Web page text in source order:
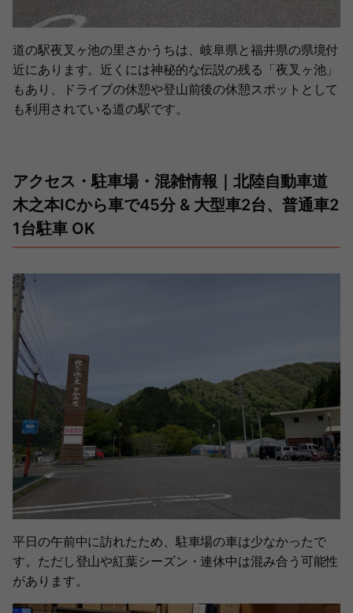
道の駅夜叉ヶ池の里さかうちは、岐阜県と福井県の県境付
近にあります。近くには神秘的な伝説の残る「夜叉ヶ池」
もあり、ドライブの休憩や登山前後の休憩スポットとして
も利用されている道の駅です。
アクセス・駐車場・混雑情報｜北陸自動車道
木之本ICから車で45分 & 大型車2台、普通車2
1台駐車 OK
平日の午前中に訪れたため、駐車場の車は少なかったで
す。ただし登山や紅葉シーズン・連休中は混み合う可能性
があります。